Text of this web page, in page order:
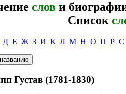
слов и
Список
Д Е Ж З И К Л М Н О П Р С
Густав (1781-1830)